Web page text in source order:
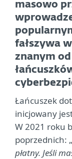
masowo
fałszywa
znanym
Łańcuszek
inicjowany
W 2021 roku
poprzednich: „
płatny. Jeśli